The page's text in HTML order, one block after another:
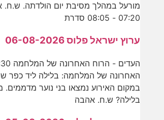
07:20 - 08:05 סדרת
ערוץ ישראל פלוס 06-08-2026
האחרונה של המלחמה: בלילה ליד כפר
במקום האירוע נמצאו בני נוער
בלילה? ש.ח. אהבה